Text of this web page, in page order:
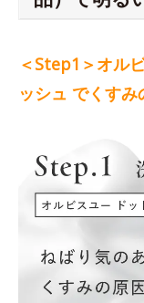
＜Step1＞オル
ッシュ でくす